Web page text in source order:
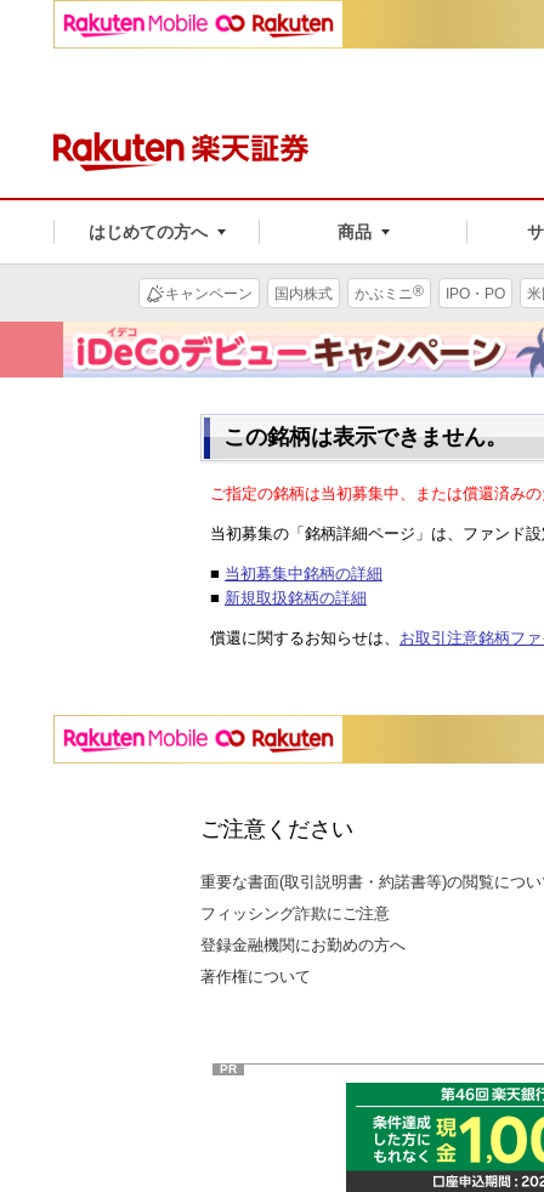
はじめての方へ 商品
キャンペーン 国内株式 かぶミニ® IPO・PO
この銘柄は表示できません。
ご指定の銘柄は当初募集中、または償還済み
当初募集の「銘柄詳細ページ」は、ファンド
■ 当初募集中銘柄の詳細
■ 新規取扱銘柄の詳細
償還に関するお知らせは、 お取引注意銘柄フ
ご注意ください
重要な書面(取引説明書・約諾書等)の閲覧につ
フィッシング詐欺にご注意
登録金融機関にお勤めの方へ
著作権について
PR